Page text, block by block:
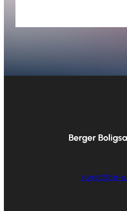
styret@bb-